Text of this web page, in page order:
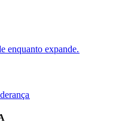
enquanto expande.​​